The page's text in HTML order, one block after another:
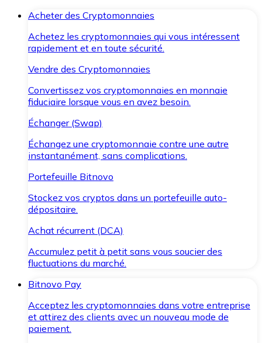
Acheter des Cryptomonnaies
Achetez les cryptomonnaies qui vous intéressent
rapidement et en toute sécurité.
Vendre des Cryptomonnaies
Convertissez vos cryptomonnaies en monnaie
fiduciaire lorsque vous en avez besoin.
Échanger (Swap)
Échangez une cryptomonnaie contre une autre
instantanément, sans complications.
Portefeuille Bitnovo
Stockez vos cryptos dans un portefeuille auto-
dépositaire.
Achat récurrent (DCA)
Accumulez petit à petit sans vous soucier des
fluctuations du marché.
Bitnovo Pay
Acceptez les cryptomonnaies dans votre entreprise
et attirez des clients avec un nouveau mode de
paiement.